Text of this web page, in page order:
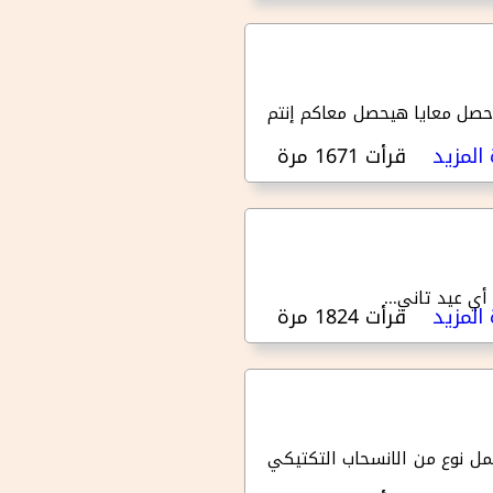
حصل معايا هيحصل معاكم إنتم
حول يوم ١٨ - نموذج عيد الميلاد للإرساليات
قرأت 1671 مرة
عيد تاني...
حول يوم ١٧ - أعظم خلاص ممكن نتخيله
قرأت 1824 مرة
نوع من الانسحاب التكتيكي